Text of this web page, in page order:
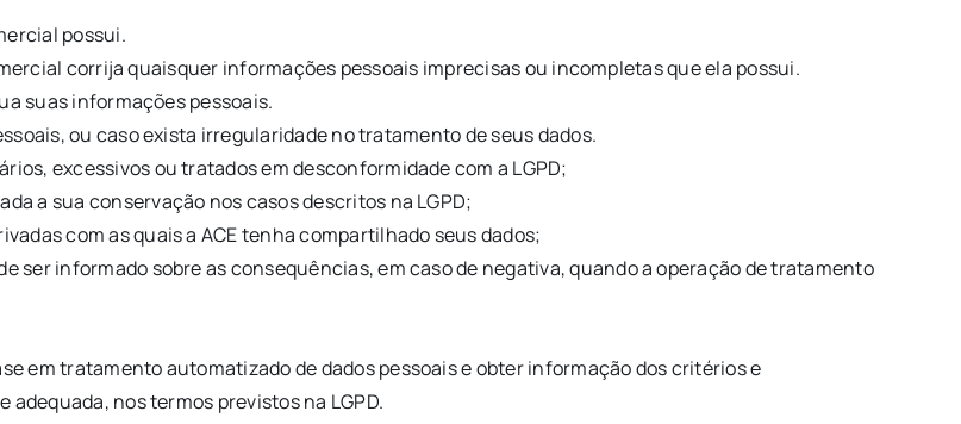
possui.
corrija quaisquer informações pessoais imprecisas ou incompletas que ela possui.
suas informações pessoais.
ou caso exista irregularidade no tratamento de seus dados.
excessivos ou tratados em desconformidade com a LGPD;
a sua conservação nos casos descritos na LGPD;
com as quais a ACE tenha compartilhado seus dados;
ser informado sobre as consequências, em caso de negativa, quando a operação de tratamento
em tratamento automatizado de dados pessoais e obter informação dos critérios e
nos termos previstos na LGPD.